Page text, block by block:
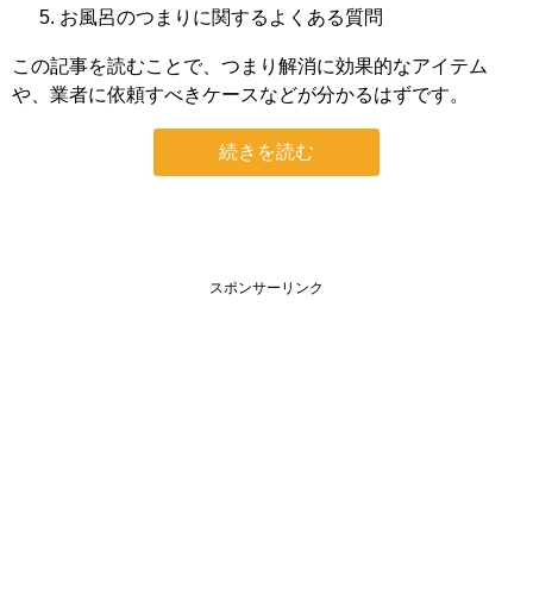
お風呂のつまりに関するよくある質問
この記事を読むことで、つまり解消に効果的なアイテム
や、業者に依頼すべきケースなどが分かるはずです。
続きを読む
スポンサーリンク